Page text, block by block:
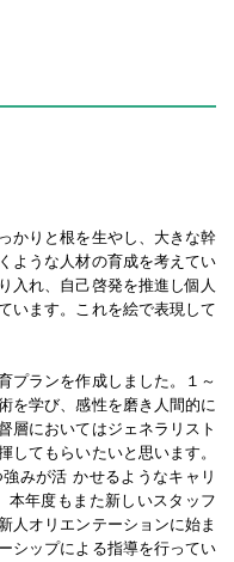
かりと根を生やし、大きな幹
ような人材の育成を考えてい
入れ、自己啓発を推進し個人
います。これを絵で表現して
プランを作成しました。１～
を学び、感性を磨き人間的に
層においてはジェネラリスト
してもらいたいと思います。
みが活 かせるようなキャリ
本年度もまた新しいスタッフ
人オリエンテーションに始ま
シップによる指導を行ってい